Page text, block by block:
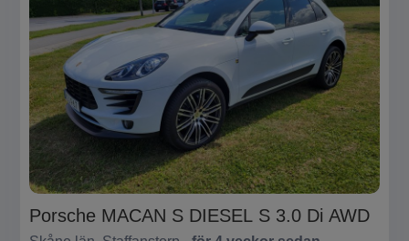
Porsche MACAN S DIESEL S 3.0 Di AWD